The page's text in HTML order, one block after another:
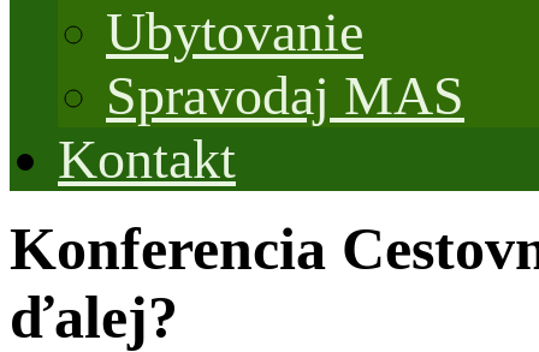
Ubytovanie
Spravodaj MAS
Kontakt
Konferencia
ďalej?